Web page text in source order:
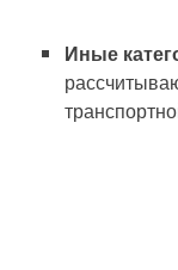
Иные